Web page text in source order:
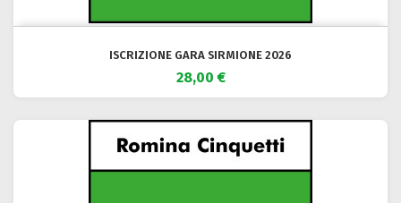
ISCRIZIONE GARA SIRMIONE 2026
28,00 €